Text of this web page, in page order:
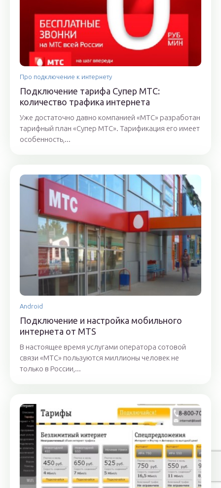
Про подключение к интернету
Подключение тарифа Супер МТС:
количество трафика интернета
Уже достаточно давно компанией «МТС» разработан
тарифный план «Супер МТС». Тарификация его имеет
особенность,...
Android
Подключение и настройка мобильного
интернета от MTS
В настоящее время услугами оператора сотовой
связи «МТС» пользуются миллионы человек не
только в России,...